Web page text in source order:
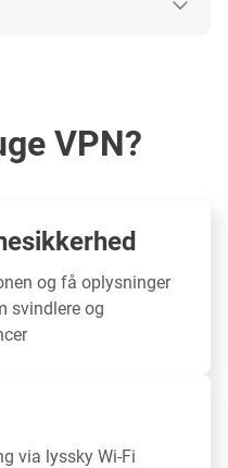
VPN?
og få oplysninger
svindlere og
via lyssky Wi-Fi